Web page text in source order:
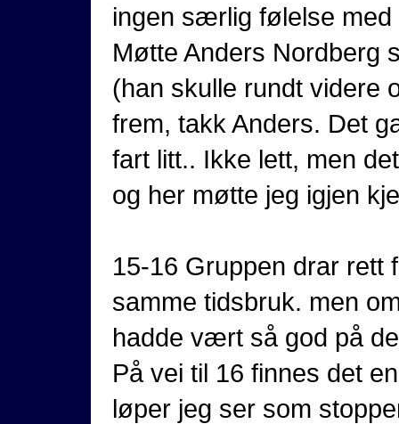
ingen særlig følelse med
Møtte Anders Nordberg
(han skulle rundt videre
frem, takk Anders. Det
fart litt.. Ikke lett, men
og her møtte jeg igjen
15-16 Gruppen drar rett
samme tidsbruk. men
hadde vært så god på
På vei til 16 finnes det
løper jeg ser som